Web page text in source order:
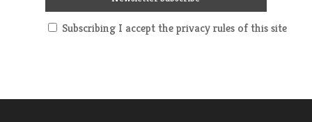
Subscribing I accept the privacy rules of this site